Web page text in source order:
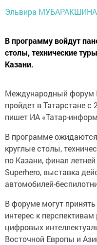
Эльвира
В программу войдут
столы, технические
Казани.
Международный форум
пройдет в Татарстане с
пишет ИА «Татар-
В программе
круглые столы,
по Казани, финал
Superhero, выставка
автомобилей-
В форуме могут принять
интерес к
цифровых
Восточной Европы и